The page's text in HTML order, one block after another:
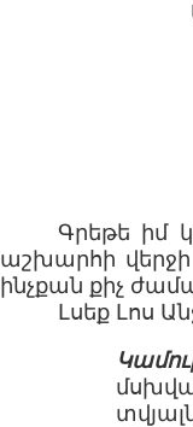
Գրեթե իմ
աշխարհի
ինչքան քիչ
Լսեք Լոս